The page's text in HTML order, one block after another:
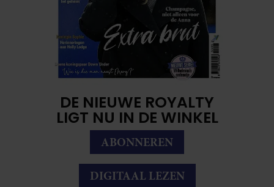
DE NIEUWE ROYALTY
LIGT NU IN DE WINKEL
ABONNEREN
DIGITAAL LEZEN